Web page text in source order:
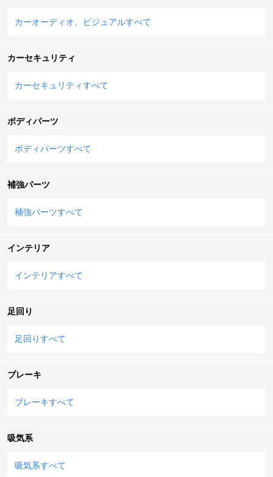
カーオーディオ、ビジュアルすべて
カーセキュリティ
カーセキュリティすべて
ボディパーツ
ボディパーツすべて
補強パーツ
補強パーツすべて
インテリア
インテリアすべて
足回り
足回りすべて
ブレーキ
ブレーキすべて
吸気系
吸気系すべて